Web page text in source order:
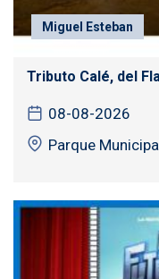
Miguel Esteban
Tributo Calé, del
08-08-2026
Parque